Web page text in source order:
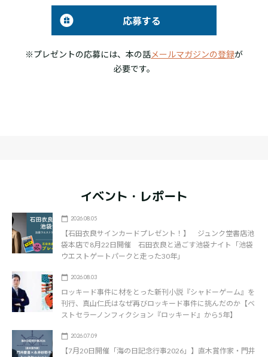
応募する
※プレゼントの応募には、本の話メールマガジンの登録が
必要です。
イベント・レポート
2026.08.05
【石田衣良サインカードプレゼント！】 ジュンク堂書店池
袋本店で8月22日開催 石田衣良と過ごす池袋ナイト「池袋
ウエストゲートパークと走った30年」
2026.08.03
ロッキード事件に材をとった新刊小説『シャドーゲーム』を
刊行、真山仁氏はなぜ再びロッキード事件に挑んだのか【ベ
ストセラーノンフィクション『ロッキード』から5年】
2026.07.09
【7月20日開催「海の日記念行事2026」】直木賞作家・門井